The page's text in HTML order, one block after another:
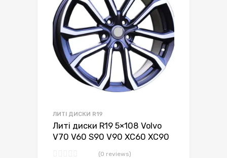
ЛИТІ ДИСКИ R19
Литі диски R19 5×108 Volvo
V70 V60 S90 V90 XC60 XC90
(0 reviews)